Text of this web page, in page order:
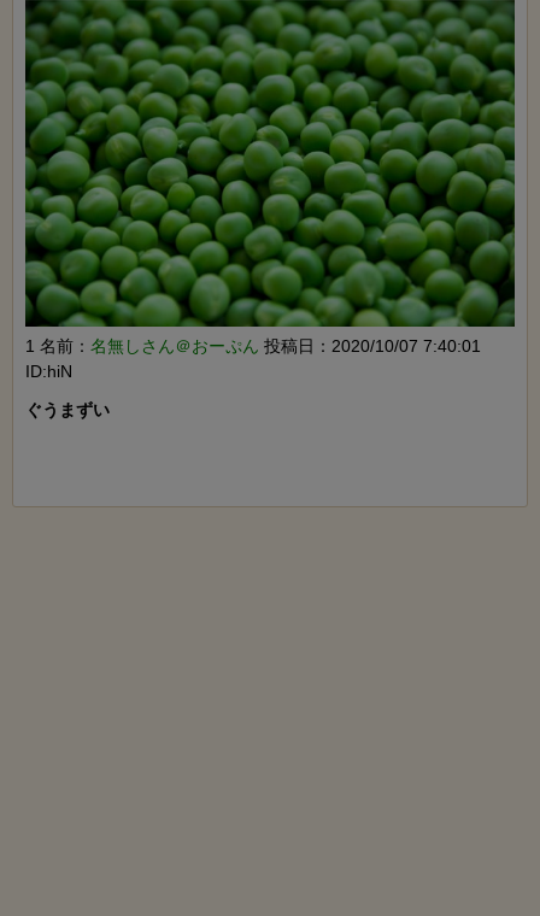
1 名前： 名無しさん＠おーぷん 投稿日：2020/10/07 7:40:01
ID:hiN
ぐうまずい